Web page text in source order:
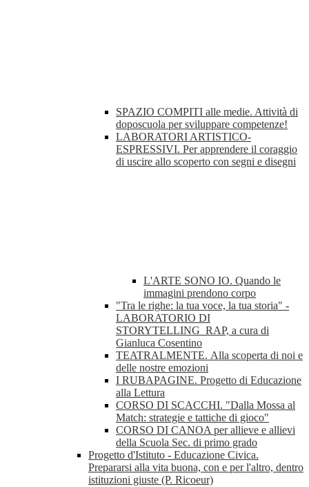
SPAZIO COMPITI alle medie. Attività di
doposcuola per sviluppare competenze!
LABORATORI ARTISTICO-
ESPRESSIVI. Per apprendere il coraggio
di uscire allo scoperto con segni e disegni
L'ARTE SONO IO. Quando le
immagini prendono corpo
"Tra le righe: la tua voce, la tua storia" -
LABORATORIO DI
STORYTELLING_RAP, a cura di
Gianluca Cosentino
TEATRALMENTE. Alla scoperta di noi e
delle nostre emozioni
I RUBAPAGINE. Progetto di Educazione
alla Lettura
CORSO DI SCACCHI. "Dalla Mossa al
Match: strategie e tattiche di gioco"
CORSO DI CANOA per allieve e allievi
della Scuola Sec. di primo grado
Progetto d'Istituto - Educazione Civica.
Prepararsi alla vita buona, con e per l'altro, dentro
istituzioni giuste (P. Ricoeur)